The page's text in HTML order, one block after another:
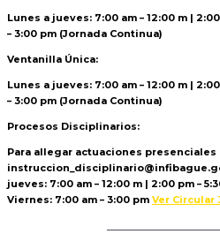
Lunes a jueves: 7:00 am – 12:00 m |
– 3:00 pm (Jornada Continua)
Ventanilla Única:
Lunes a jueves: 7:00 am – 12:00 m |
– 3:00 pm (Jornada Continua)
Procesos Disciplinarios:
Para allegar actuaciones presenciales
jueves: 7:00 am – 12:00 m | 2:00 pm –
Viernes: 7:00 am – 3:00 pm Ver Circular